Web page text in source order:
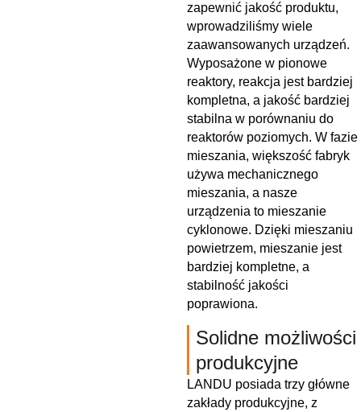
zapewnić jakość produktu,
wprowadziliśmy wiele
zaawansowanych urządzeń.
Wyposażone w pionowe
reaktory, reakcja jest bardziej
kompletna, a jakość bardziej
stabilna w porównaniu do
reaktorów poziomych. W fazie
mieszania, większość fabryk
używa mechanicznego
mieszania, a nasze
urządzenia to mieszanie
cyklonowe. Dzięki mieszaniu
powietrzem, mieszanie jest
bardziej kompletne, a
stabilność jakości
poprawiona.
Solidne możliwości
produkcyjne
LANDU posiada trzy główne
zakłady produkcyjne, z